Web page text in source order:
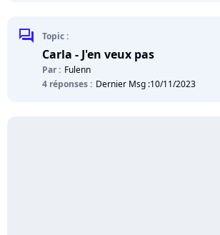
chat Topic :
Carla - J'en veux pas
Par : Fulenn
4 réponses : Dernier Msg :10/11/2023